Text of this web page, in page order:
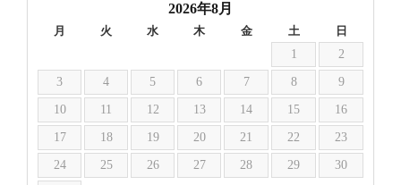
2026年8月
月 火 水 木 金 土 日
1 2
3 4 5 6 7 8 9
10 11 12 13 14 15 16
17 18 19 20 21 22 23
24 25 26 27 28 29 30